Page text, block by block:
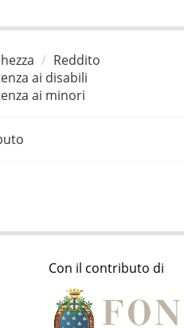
Reddito
ai disabili
ai minori
Con il contributo di